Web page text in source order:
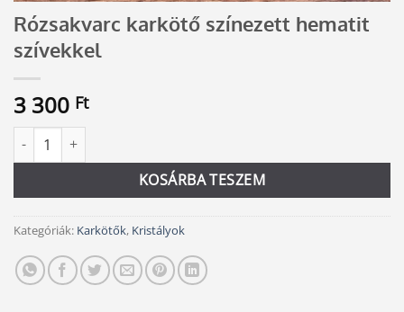
Rózsakvarc karkötő színezett hematit
szívekkel
3 300 Ft
Rózsakvarc karkötő színezett hematit szívekkel mennyiség
KOSÁRBA TESZEM
Alternative:
Kategóriák: Karkötők, Kristályok